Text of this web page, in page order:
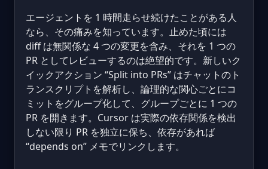
エージェントを 1 時間走らせ続けたことがある人
なら、その痛みを知っています。止めた頃には
diff は無関係な 4 つの変更を含み、それを 1 つの
PR としてレビューするのは絶望的です。新しいク
イックアクション “Split into PRs” はチャットのト
ランスクリプトを解析し、論理的な関心ごとにコ
ミットをグループ化して、グループごとに 1 つの
PR を開きます。Cursor は実際の依存関係を検出
しない限り PR を独立に保ち、依存があれば
“depends on” メモでリンクします。